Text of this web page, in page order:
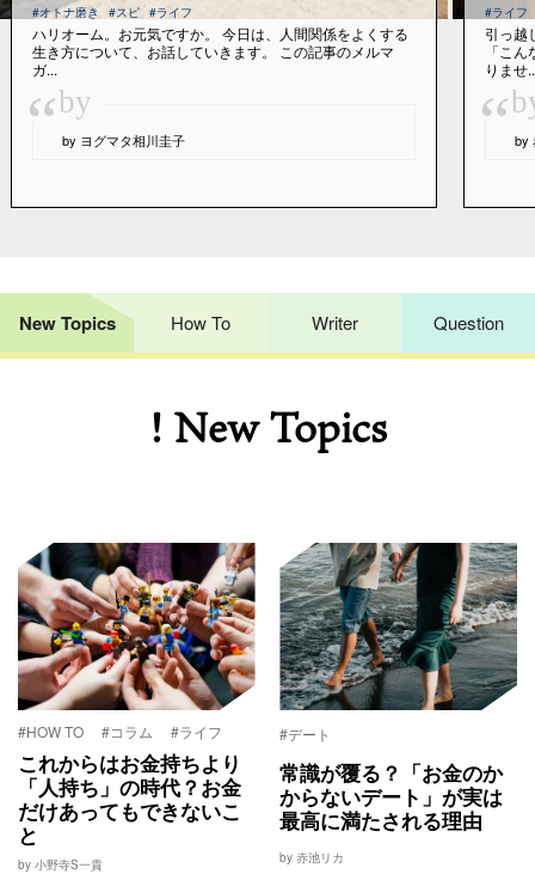
#オトナ磨き #スピ #ライフ
ハリオーム。お元気ですか。 今日は、人間関係をよくする
生き方について、お話していきます。 この記事のメルマ
ガ...
“by
by ヨグマタ相川圭子
#ライフ
引っ越
「こ
りませ
“ by
New Topics How To Writer Question
! New Topics
#HOW TO #コラム #ライフ
これからはお金持ちより
「人持ち」の時代？お金
だけあってもできないこ
と
by 小野寺S一貴
#デート
常識が覆る？「お金のか
からないデート」が実は
最高に満たされる理由
by 赤池リカ